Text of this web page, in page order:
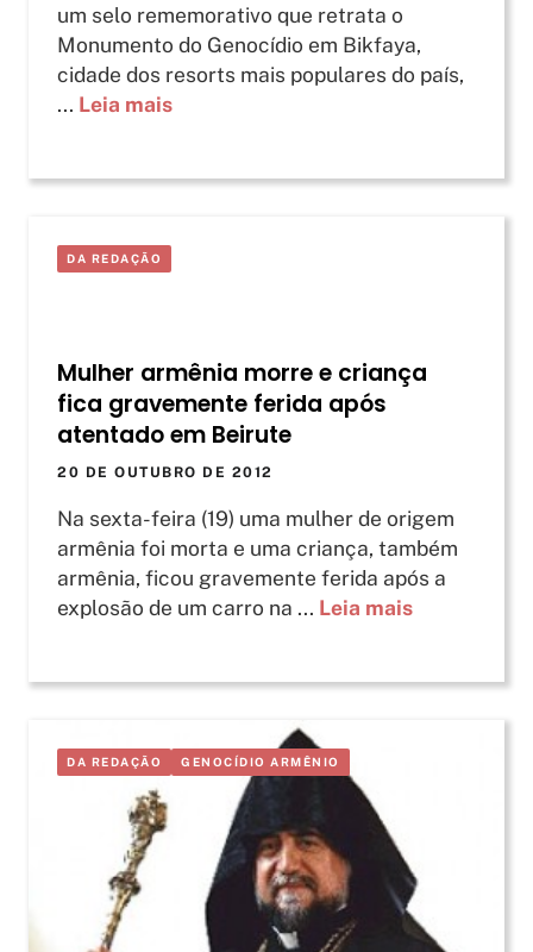
um selo rememorativo que retrata o
Monumento do Genocídio em Bikfaya,
cidade dos resorts mais populares do país,
... Leia mais
DA REDAÇÃO
Mulher armênia morre e criança
fica gravemente ferida após
atentado em Beirute
20 DE OUTUBRO DE 2012
Na sexta-feira (19) uma mulher de origem
armênia foi morta e uma criança, também
armênia, ficou gravemente ferida após a
explosão de um carro na ... Leia mais
DA REDAÇÃO GENOCÍDIO ARMÊNIO